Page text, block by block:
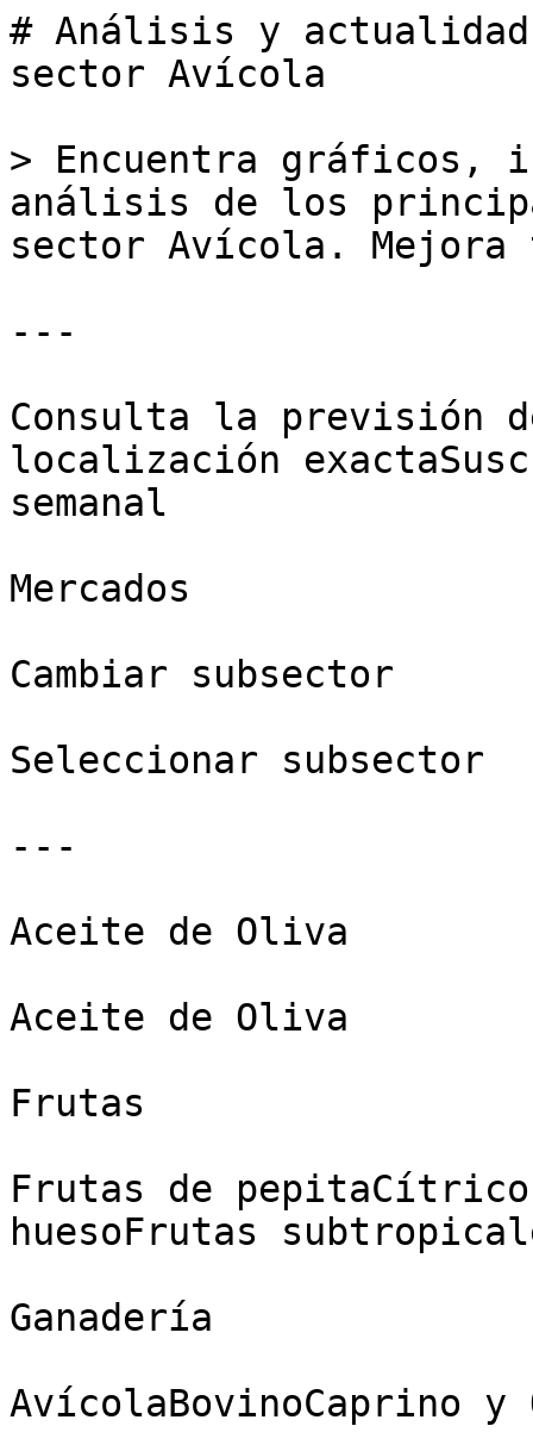
# Análisis y actualidad
sector Avícola
> Encuentra gráficos,
análisis de los
sector Avícola. Mejora
---
Consulta la previsión
localización
semanal
Mercados
Cambiar subsector
Seleccionar subsector
---
Aceite de Oliva
Aceite de Oliva
Frutas
Frutas de
huesoFrutas
Ganadería
AvícolaBovinoCaprino y